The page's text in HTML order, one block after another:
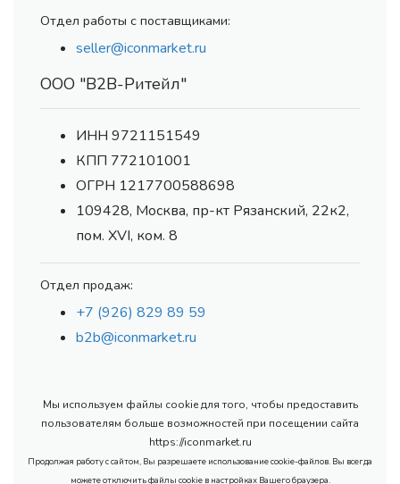
Отдел работы с поставщиками:
seller@iconmarket.ru
ООО "В2В-Ритейл"
ИНН 9721151549
КПП 772101001
ОГРН 1217700588698
109428, Москва, пр-кт Рязанский, 22к2,
пом. XVI, ком. 8
Отдел продаж:
+7 (926) 829 89 59
b2b@iconmarket.ru
Мы используем файлы cookie для того, чтобы предоставить
пользователям больше возможностей при посещении сайта
https://iconmarket.ru
Продолжая работу с сайтом, Вы разрешаете использование cookie-файлов. Вы всегда
можете отключить файлы cookie в настройках Вашего браузера.